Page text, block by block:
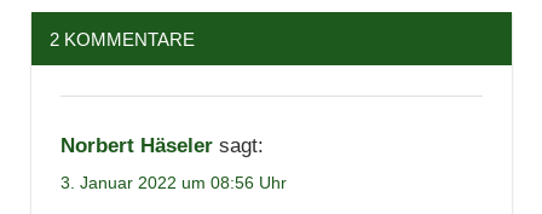
2 KOMMENTARE
Norbert Häseler sagt:
3. Januar 2022 um 08:56 Uhr